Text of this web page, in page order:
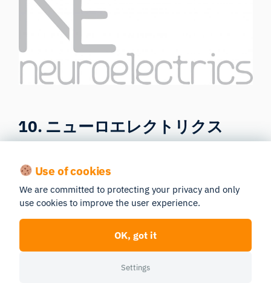
10. ニューロエレクトリクス
2011年にバルセロナで設立された
マサチューセッツ州ボストンにも拠点を拡大し、脳波
多チャンネル経頭蓋電流刺激（tCS）用の機器に加
え、MRI研究を支援するソフトウェアやツールも提供
Use of cookies
We are committed to protecting your privacy and only
use cookies to improve the user experience.
OK, got it
Settings